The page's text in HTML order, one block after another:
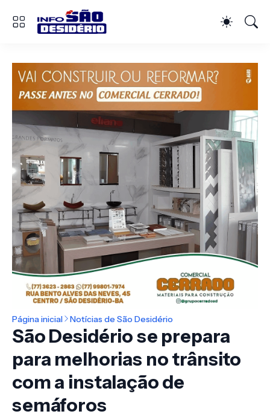
Página inicial Notícias de São Desidério
São Desidério se prepara
para melhorias no trânsito
com a instalação de
semáforos